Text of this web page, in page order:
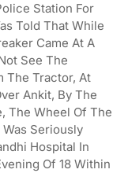
Station For
Told That While
Came At A
See The
The Tractor, At
Ankit, By The
The Wheel Of The
Seriously
Hospital In
Of 18 Within